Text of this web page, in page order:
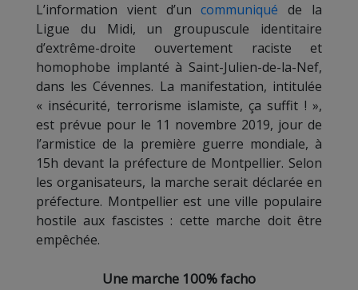
L’information vient d’uncommuniqué de la
Ligue du Midi, un groupuscule identitaire
d’extrême-droite ouvertement raciste et
homophobe implanté à Saint-Julien-de-la-Nef,
dans les Cévennes. La manifestation, intitulée
« insécurité, terrorisme islamiste, ça suffit ! »,
est prévue pour le 11 novembre 2019, jour de
l’armistice de la première guerre mondiale, à
15h devant la préfecture de Montpellier. Selon
les organisateurs, la marche serait déclarée en
préfecture. Montpellier est une ville populaire
hostile aux fascistes : cette marche doit être
empêchée.
Une marche 100% facho